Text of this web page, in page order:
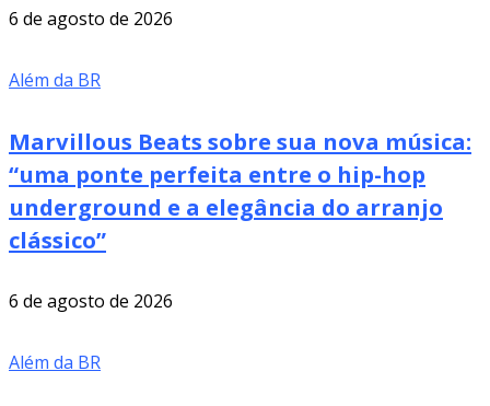
6 de agosto de 2026
Além da BR
Marvillous Beats sobre sua nova música:
“uma ponte perfeita entre o hip-hop
underground e a elegância do arranjo
clássico”
6 de agosto de 2026
Além da BR